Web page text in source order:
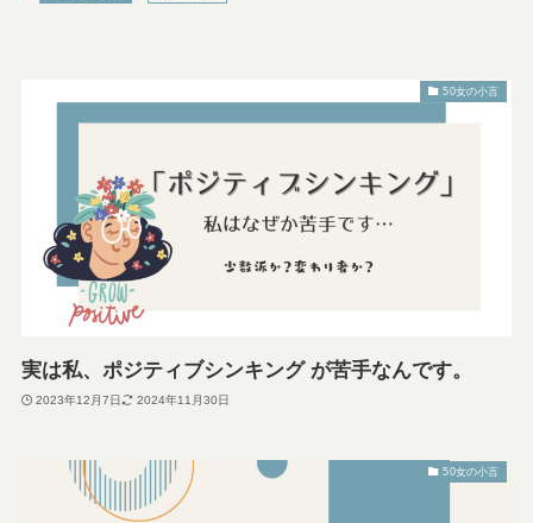
50女の小言
実は私、ポジティブシンキング が苦手なんです。
2023年12月7日 2024年11月30日
50女の小言